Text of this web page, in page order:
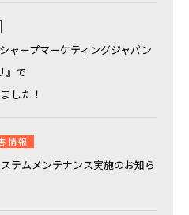
お問合せ
するお問い合わせ
問い合わせ
案内
739-019
ャープマーケティングジャパン
』で
した！
情報
テムメンテナンス実施のお知ら